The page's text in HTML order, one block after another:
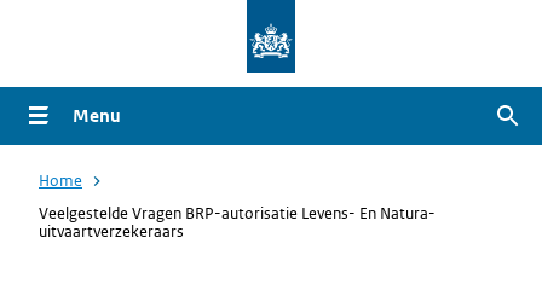
naar
de
gaan
Menu
Home
Veelgestelde Vragen BRP-autorisatie Levens- En Natura-
uitvaartverzekeraars